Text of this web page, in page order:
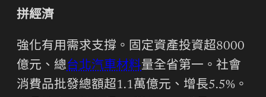
拼經濟
強化有用需求支撐。固定資產投資超8000
億元、總台北汽車材料量全省第一。社會
消費品批發總額超1.1萬億元、增長5.5%。